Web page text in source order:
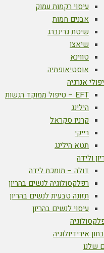
עיסוי רקמות עמוק
אבנים חמות
שיטת גרינברג
שיאצו
טווינא
אוסטיאופתיה
אנרגיה
EFT – טיפול ממוקד רגשות
הילינג
קרניו סקראל
רייקי
תטא הילינג
ולידה
דולה – תומכת לידה
רפלקסולוגיה לנשים בהריון
תזונה טבעית לנשים בהריון
עיסוי לנשים בהריון
אירידיולוגיה
שלנו